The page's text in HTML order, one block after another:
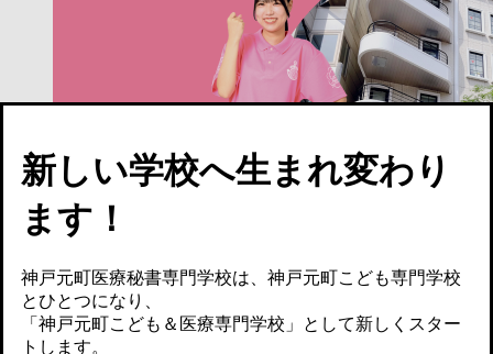
新しい学校へ生まれ変わり
ます！
神戸元町医療秘書専門学校は、神戸元町こども専門学校
とひとつになり、
「神戸元町こども＆医療専門学校」として新しくスター
トします。